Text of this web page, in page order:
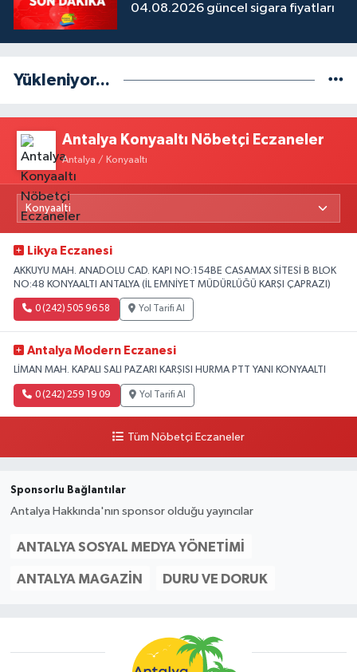
04.08.2026 güncel sigara fiyatları
Yükleniyor...
Antalya Konyaaltı Nöbetçi Eczaneler
Antalya / Konyaaltı
Likya Eczanesi
AKKUYU MAH. ANADOLU CAD. KAPI NO:154BE CASAMAX SİTESİ B BLOK
NO:48 KONYAALTI ANTALYA (İL EMNİYET MÜDÜRLÜĞÜ KARŞI ÇAPRAZI)
0 (242) 505 96 58 Yol Tarifi Al
Antalya Modern Eczanesi
LİMAN MAH. KAPALI SALI PAZARI KARŞISI HURMA PTT YANI KONYAALTI
0 (242) 259 19 09 Yol Tarifi Al
Tüm Nöbetçi Eczaneler
Sponsorlu Bağlantılar
Antalya Hakkında'nın sponsor olduğu yayıncılar
ANTALYA SOSYAL MEDYA YÖNETIMI
ANTALYA MAGAZIN DURU VE DORUK